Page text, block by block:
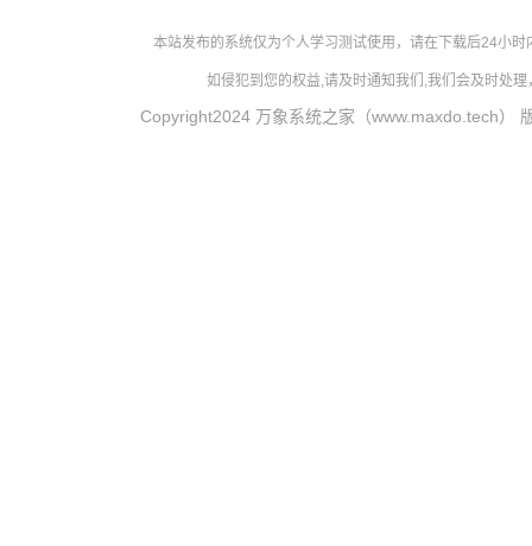
本站发布的系统仅为个人学习测试使用，请在下载后24小
如侵犯到您的权益,请及时通知我们,我们会及时处
Copyright2024 万象系统之家（www.maxdo.tech）